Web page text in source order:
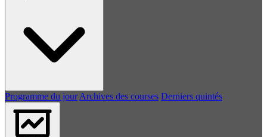
Programme du jour Archives des courses Derniers quintés